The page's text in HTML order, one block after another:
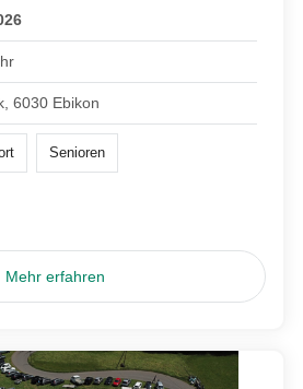
6030 Ebikon
Senioren
Mehr erfahren